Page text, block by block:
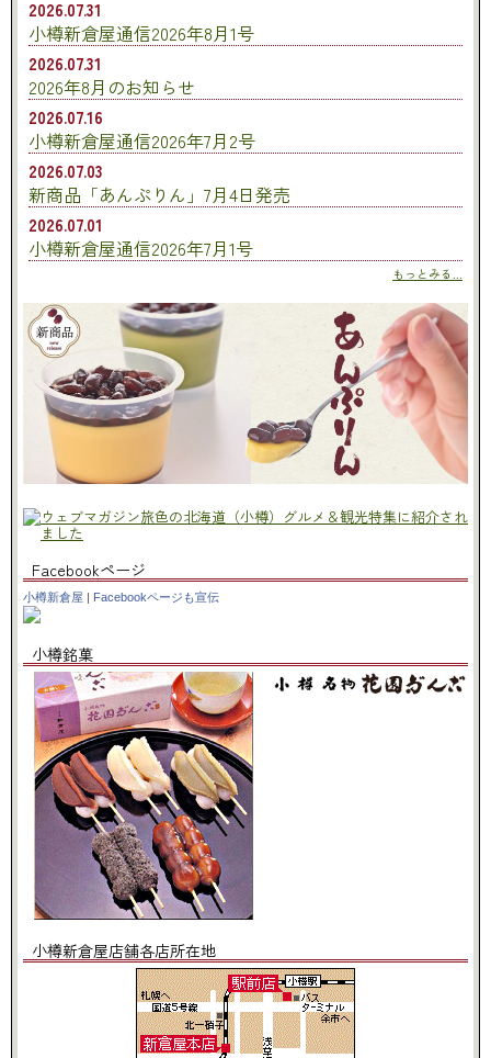
2026.07.31
小樽新倉屋通信2026年8月1号
2026.07.31
2026年8月のお知らせ
2026.07.16
小樽新倉屋通信2026年7月2号
2026.07.03
新商品「あんぷりん」7月4日発売
2026.07.01
小樽新倉屋通信2026年7月1号
もっとみる...
Facebookページ
小樽新倉屋 | Facebookページも宣伝
小樽銘菓
小樽新倉屋店舗各店所在地